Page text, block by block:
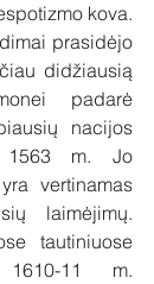
kova.
prasidėjo
didžiausią
padarė
nacijos
1563 m. Jo
vertinamas
laimėjimų.
tautiniuose
1610-11 m.